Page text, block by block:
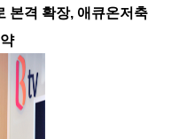
본격 확장, 애큐온저축